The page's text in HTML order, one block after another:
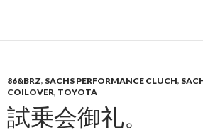
86&BRZ, SACHS PERFORMANCE CLUCH,
COILOVER, TOYOTA
試乗会御礼。